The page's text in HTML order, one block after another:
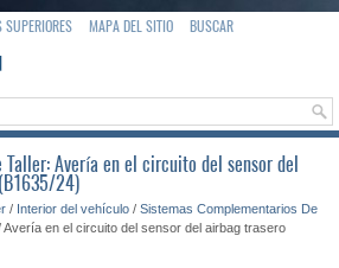
SUPERIORES MAPA DEL SITIO BUSCAR
Avería en el circuito del sensor del
24)
/ Interior del vehículo / Sistemas Complementarios De
Avería en el circuito del sensor del airbag trasero